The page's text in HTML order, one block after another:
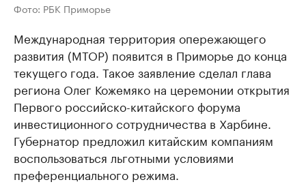
Фото: РБК Приморье
Международная территория опережающего
развития (МТОР) появится в Приморье до конца
текущего года. Такое заявление сделал глава
региона Олег Кожемяко на церемонии открытия
Первого российско-китайского форума
инвестиционного сотрудничества в Харбине.
Губернатор предложил китайским компаниям
воспользоваться льготными условиями
преференциального режима.